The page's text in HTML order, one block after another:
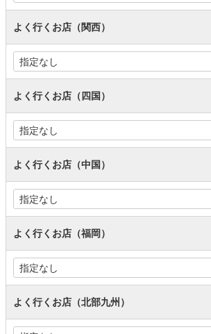
よく行くお店（関西）
よく行くお店（四国）
よく行くお店（中国）
よく行くお店（福岡）
よく行くお店（北部九州）